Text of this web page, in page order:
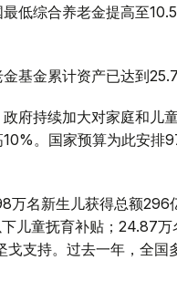
低综合养老金提高至
基金累计资产已达到
府持续加大对家庭和儿
。国家预算为此安排
万名新生儿获得总额296
儿童抚育补贴；24.87
支持。过去一年，全国